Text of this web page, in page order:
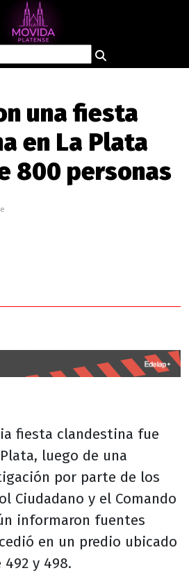
una fiesta
en La Plata
800 personas
fiesta clandestina fue
luego de una
por parte de los
Ciudadano y el Comando
informaron fuentes
en un predio ubicado
y 498.